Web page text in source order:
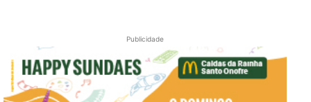
Publicidade